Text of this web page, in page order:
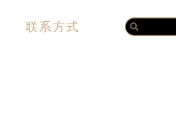
联系方式 Search